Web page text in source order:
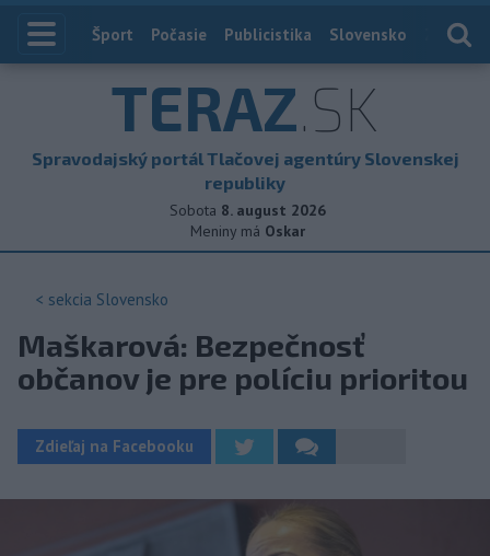
Index
Šport Počasie Publicistika Slovensko
TERAZ.SK
Spravodajský portál Tlačovej agentúry Slovenskej
republiky
Sobota 8. august 2026
Meniny má Oskar
< sekcia Slovensko
Maškarová: Bezpečnosť
občanov je pre políciu prioritou
Zdieľaj na Facebooku